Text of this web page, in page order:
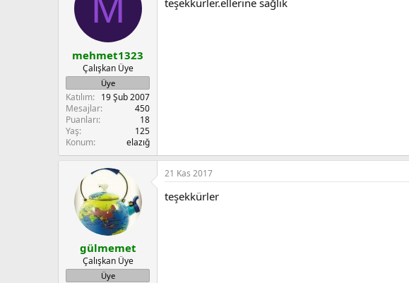
i
mehmet1323
Çalışkan Üye
Üye
Katılım
19 Şub 2007
Mesajlar
450
Puanları
18
Yaş
125
Konum
elazığ
teşekkürler.ellerine sağlık
gülmemet
Çalışkan Üye
Üye
21 Kas 2017
teşekkürler